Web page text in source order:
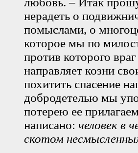
нерадеть о
помыслами, о
которое мы по
против которого
направляет козни
похитить спасение
добродетелью мы
потерею ее
написано: человек в
скотом